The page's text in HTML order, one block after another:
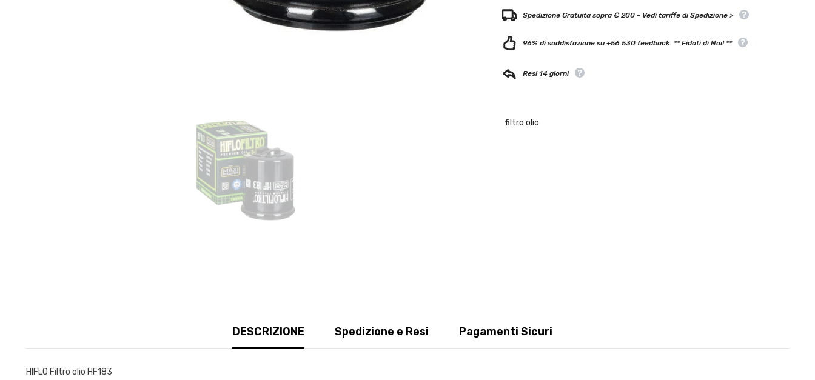
Spedizione Gratuita sopra € 200 - Vedi tariffe di Spedizione >
96% di soddisfazione su +56.530 feedback. ** Fidati di Noi! **
Resi 14 giorni
filtro olio
DESCRIZIONE Spedizione e Resi Pagamenti Sicuri
HIFLO Filtro olio HF183